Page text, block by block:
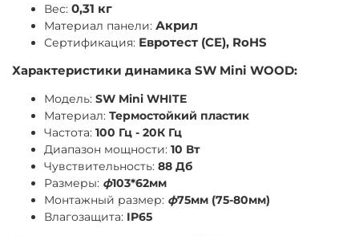
Вес: 0,31 кг
Материал панели: Акрил
Сертификация: Евротест (СЕ), RoHS
Характеристики динамика SW Mini WOOD:
Модель: SW Mini WHITE
Материал: Термостойкий пластик
Частота: 100 Гц - 20К Гц
Диапазон мощности: 10 Вт
Чувствительность: 88 Дб
Размеры: ф103*62мм
Монтажный размер: ф75мм (75-80мм)
Влагозащита: IP65